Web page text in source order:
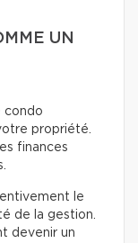
UN
condo
propriété.
finances
le
de la gestion.
devenir un